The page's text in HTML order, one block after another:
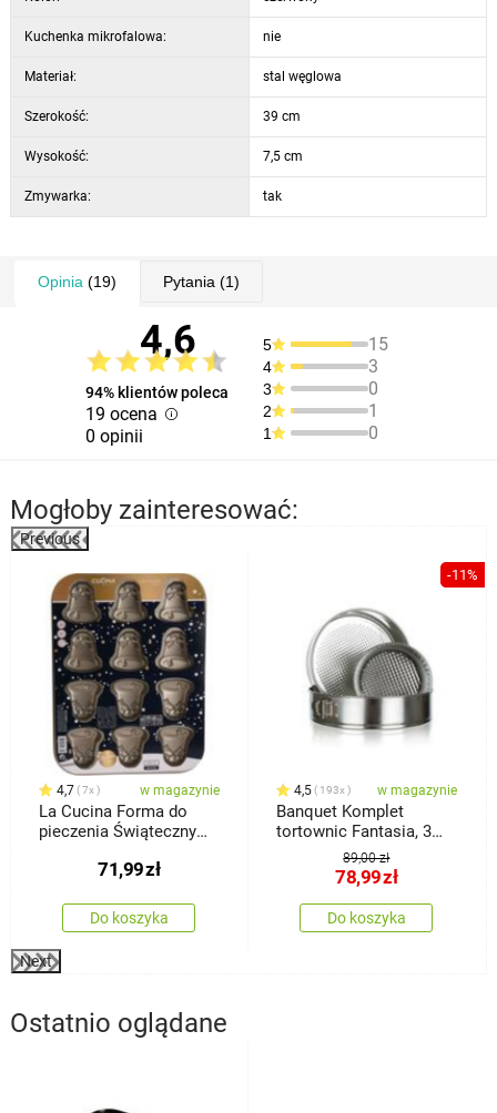
Kuchenka mikrofalowa: nie
Materiał: stal węglowa
Szerokość: 39 cm
Wysokość: 7,5 cm
Zmywarka: tak
Opinia (19) Pytania (1)
4,6
94% klientów poleca
19 ocena
0 opinii
5 15
4 3
3 0
2 1
1 0
Mogłoby zainteresować:
Previous
4,7 7x w magazynie
La Cucina Forma do
pieczenia Świąteczny
71,99zł
Do koszyka
-11%
4,5 193x w magazynie
Banquet Komplet
tortownic Fantasia, 3
89,00 zł
78,99zł
Do koszyka
Next
Ostatnio oglądane